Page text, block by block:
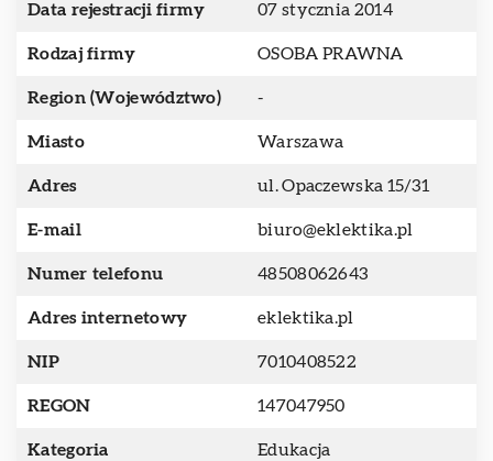
Data rejestracji firmy 07 stycznia 2014
Rodzaj firmy OSOBA PRAWNA
Region (Województwo) -
Miasto Warszawa
Adres ul. Opaczewska 15/31
E-mail biuro@eklektika.pl
Numer telefonu 48508062643
Adres internetowy eklektika.pl
NIP 7010408522
REGON 147047950
Kategoria Edukacja